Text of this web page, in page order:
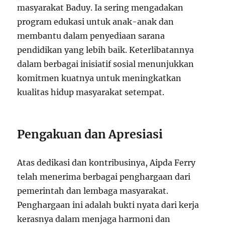
masyarakat Baduy. Ia sering mengadakan
program edukasi untuk anak-anak dan
membantu dalam penyediaan sarana
pendidikan yang lebih baik. Keterlibatannya
dalam berbagai inisiatif sosial menunjukkan
komitmen kuatnya untuk meningkatkan
kualitas hidup masyarakat setempat.
Pengakuan dan Apresiasi
Atas dedikasi dan kontribusinya, Aipda Ferry
telah menerima berbagai penghargaan dari
pemerintah dan lembaga masyarakat.
Penghargaan ini adalah bukti nyata dari kerja
kerasnya dalam menjaga harmoni dan